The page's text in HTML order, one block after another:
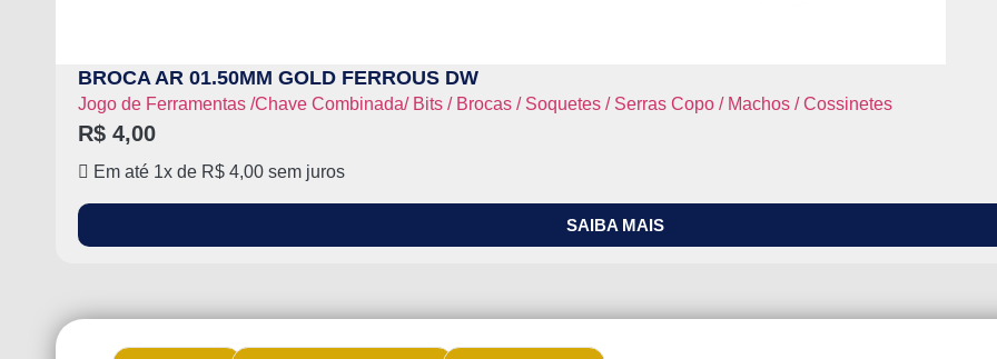
BROCA AR 01.50MM GOLD FERROUS DW
Jogo de Ferramentas /Chave Combinada/ Bits / Brocas / Soquetes / Serras Copo / Machos / Cossinetes
R$ 4,00
Em até 1x de R$ 4,00 sem juros
SAIBA MAIS